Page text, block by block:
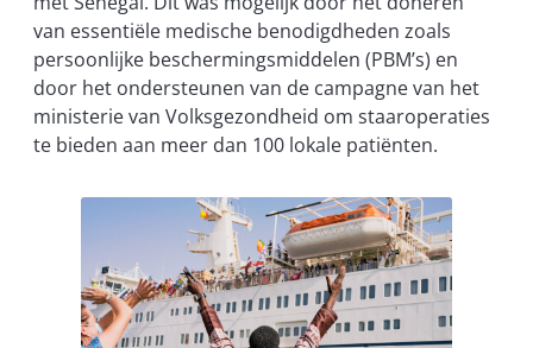
van essentiële medische benodigdheden zoals
persoonlijke beschermingsmiddelen (PBM’s) en
door het ondersteunen van de campagne van het
ministerie van Volksgezondheid om staaroperaties
te bieden aan meer dan 100 lokale patiënten.